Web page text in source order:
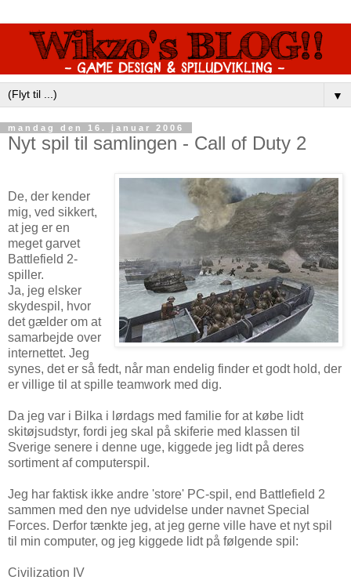
▼
mandag den 16. januar 2006
Nyt spil til samlingen - Call of Duty 2
De, der kender
mig, ved sikkert,
at jeg er en
meget garvet
Battlefield 2-
spiller.
Ja, jeg elsker
skydespil, hvor
det gælder om at
samarbejde over
internettet. Jeg
synes, det er så fedt, når man endelig finder et godt hold, der
er villige til at spille teamwork med dig.
Da jeg var i Bilka i lørdags med familie for at købe lidt
skitøjsudstyr, fordi jeg skal på skiferie med klassen til
Sverige senere i denne uge, kiggede jeg lidt på deres
sortiment af computerspil.
Jeg har faktisk ikke andre 'store' PC-spil, end Battlefield 2
sammen med den nye udvidelse under navnet Special
Forces. Derfor tænkte jeg, at jeg gerne ville have et nyt spil
til min computer, og jeg kiggede lidt på følgende spil:
Civilization IV